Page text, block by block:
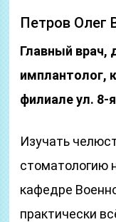
Петров Олег
Главный врач,
имплантолог,
филиале ул. 8-
Изучать
стоматологию
кафедре
практически